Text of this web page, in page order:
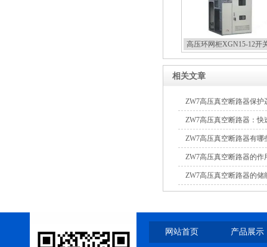
高压环网柜XGN15-12开
相关文章
ZW7高压真空断路器保
ZW7高压真空断路器：
ZW7高压真空断路器有哪
ZW7高压真空断路器的作
ZW7高压真空断路器的储
网站首页 产品展示